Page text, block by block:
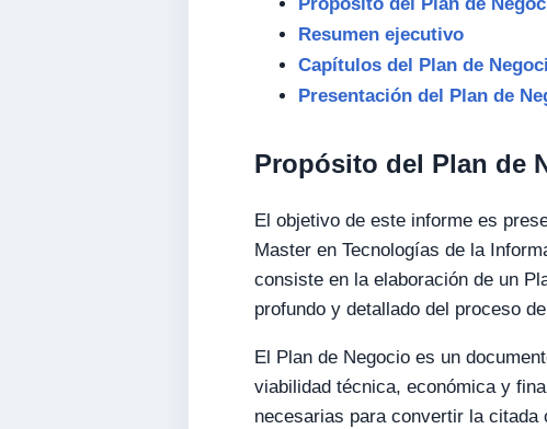
Resumen ejecutivo
Capítulos del Plan de
Presentación del Plan de
Propósito del Plan de
El objetivo de este informe es
Master en Tecnologías de la
consiste en la elaboración de un
profundo y detallado del proceso
El Plan de Negocio es un
viabilidad técnica, económica y
necesarias para convertir la citada